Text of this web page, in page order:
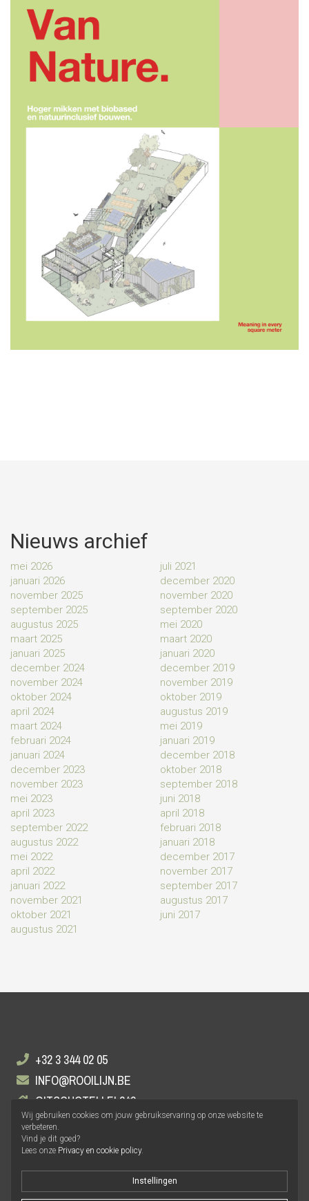
Nieuws archief
mei 2026
januari 2026
november 2025
september 2025
augustus 2025
maart 2025
januari 2025
december 2024
november 2024
oktober 2024
april 2024
maart 2024
februari 2024
januari 2024
december 2023
november 2023
mei 2023
april 2023
september 2022
augustus 2022
mei 2022
april 2022
januari 2022
november 2021
oktober 2021
augustus 2021
juli 2021
december 2020
november 2020
september 2020
mei 2020
maart 2020
januari 2020
december 2019
november 2019
oktober 2019
augustus 2019
mei 2019
januari 2019
december 2018
oktober 2018
september 2018
juni 2018
april 2018
februari 2018
januari 2018
december 2017
november 2017
september 2017
augustus 2017
juni 2017
+32 3 344 02 05
INFO@ROOILIJN.BE
GITSCHOTELLEI 248
2140 ANTWERPEN
Wij gebruiken cookies om jouw gebruikservaring op onze website te
verbeteren.
Vind je dit goed?
Lees onze Privacy en cookie policy.
Instellingen